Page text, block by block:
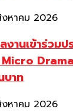
หาคม 2026
านเข้าร่วม
Micro
บาท
หาคม 2026